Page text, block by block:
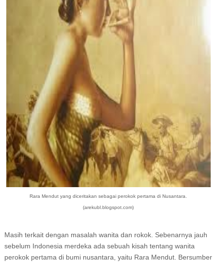
Rara Mendut yang diceritakan sebagai perokok pertama di Nusantara.
(arekubl.blogspot.com)
Masih terkait dengan masalah wanita dan rokok. Sebenarnya jauh
sebelum Indonesia merdeka ada sebuah kisah tentang wanita
perokok pertama di bumi nusantara, yaitu Rara Mendut. Bersumber